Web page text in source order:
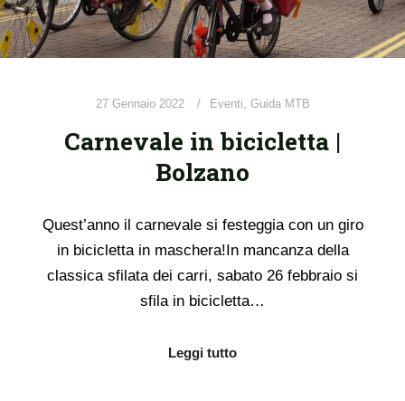
27 Gennaio 2022 Eventi Guida MTB
Carnevale in bicicletta |
Bolzano
Quest’anno il carnevale si festeggia con un giro
in bicicletta in maschera!In mancanza della
classica sfilata dei carri, sabato 26 febbraio si
sfila in bicicletta…
Leggi tutto